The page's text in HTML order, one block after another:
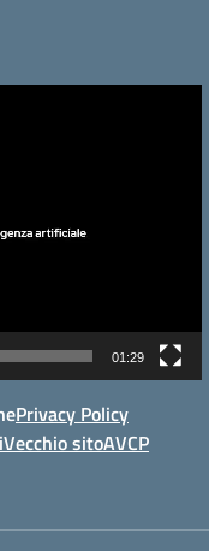
01:29
Privacy Policy
Vecchio sitoAVCP